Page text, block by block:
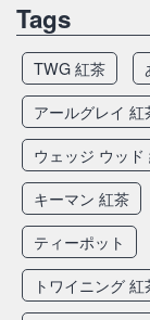
Tags
TWG 紅茶
アールグレイ 紅
ウェッジ ウッド
キーマン 紅茶
ティーポット
トワイニング 紅